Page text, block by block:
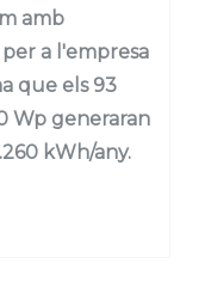
amb
a l'empresa
que els 93
Wp generaran
kWh/any.